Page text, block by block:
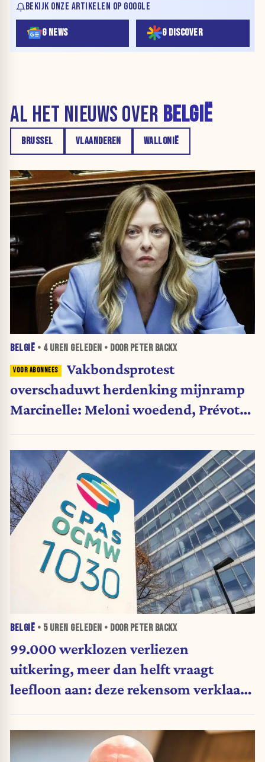
BEKIJK ONZE ARTIKELEN OP GOOGLE
G NEWS G DISCOVER
AL HET NIEUWS OVER BELGIË
BRUSSEL VLAANDEREN WALLONIË
BELGIË • 4 UREN GELEDEN • DOOR PETER BACKX
Vakbondsprotest
overschaduwt herdenking mijnramp
Marcinelle: Meloni woedend, Prévot
BELGIË • 5 UREN GELEDEN • DOOR PETER BACKX
99.000 werklozen verliezen
uitkering, meer dan helft vraagt
leefloon aan: deze rekensom verklaart